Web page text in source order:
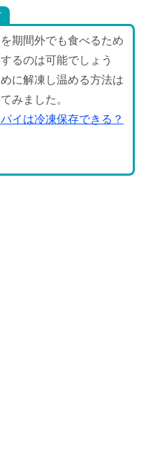
期間外でも食べるため
るのは可能でしょう
に解凍し温める方法は
みました。
イは冷凍保存できる？